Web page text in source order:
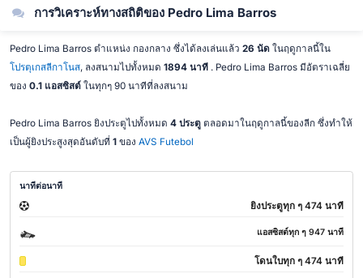
การวิเคราะห์ทางสถิติของ Pedro Lima Barros
Pedro Lima Barros ตำแหน่ง กองกลาง ซึ่งได้ลงเล่นแล้ว 26 นัดในฤดูกาลนี้ใน
โปรตุเกสลีกาโนส, ลงสนามไปทั้งหมด 1894 นาที . Pedro Lima Barros มีอัตราเฉลี่ย
ของ 0.1 แอสซิสต์ในทุกๆ 90 นาทีที่ลงสนาม
Pedro Lima Barros ยิงประตูไปทั้งหมด 4 ประตูตลอดมาในฤดูกาลนี้ของลีก ซึ่งทำให้
เป็นผู้ยิงประสูงสุดอันดับที่ 1ของ AVS Futebol
นาทีต่อนาที
ยิงประตูทุก ๆ 474 นาที
แอสซิสต์ทุก ๆ 947 นาที
โดนใบทุก ๆ 474 นาที